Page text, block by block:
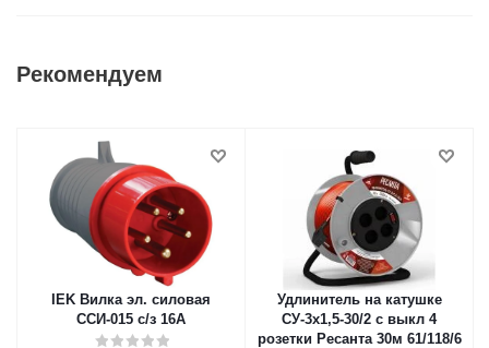
Рекомендуем
IEK Вилка эл. силовая
ССИ-015 с/з 16А
Удлинитель на катушке
СУ-3х1,5-30/2 с выкл 4
розетки Ресанта 30м 61/118/6